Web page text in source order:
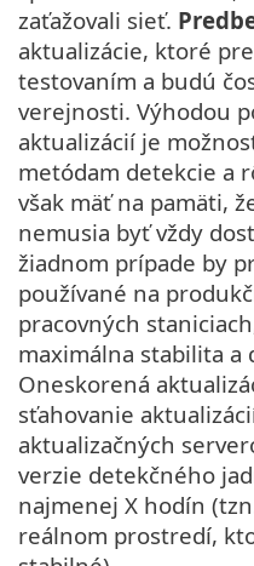
zaťažovali sieť.
aktualizácie, ktoré
testovaním a budú
verejnosti. Výhodou
aktualizácií je
metódam detekcie a
však mäť na pamäti,
nemusia byť vždy
žiadnom prípade by
používané na
pracovných
maximálna stabilita a
Oneskorená
sťahovanie
aktualizačných
verzie detekčného
najmenej X hodín
reálnom prostredí,